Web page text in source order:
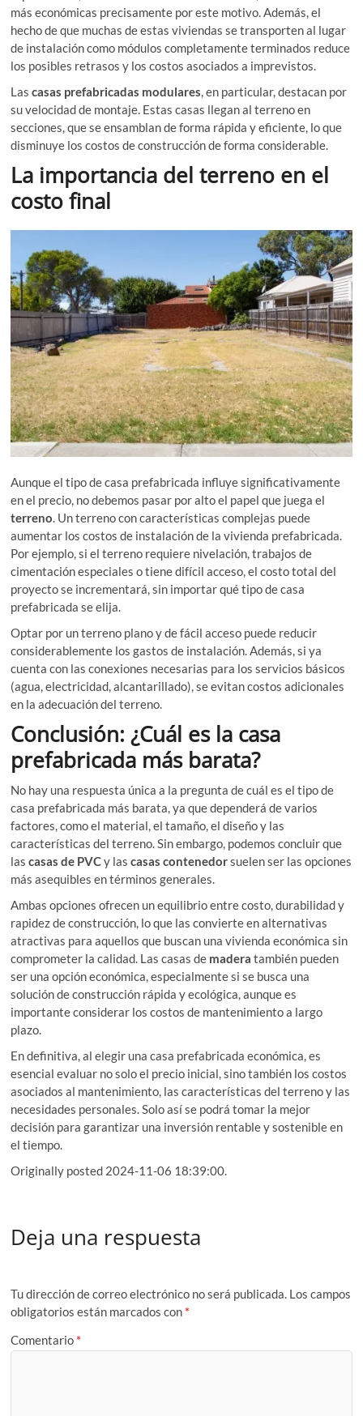
más económicas precisamente por este motivo. Además, el
hecho de que muchas de estas viviendas se transporten al lugar
de instalación como módulos completamente terminados reduce
los posibles retrasos y los costos asociados a imprevistos.
Lascasas prefabricadas modulares, en particular, destacan por
su velocidad de montaje. Estas casas llegan al terreno en
secciones, que se ensamblan de forma rápida y eficiente, lo que
disminuye los costos de construcción de forma considerable.
La importancia del terreno en el
costo final
Aunque el tipo de casa prefabricada influye significativamente
en el precio, no debemos pasar por alto el papel que juega el
terreno. Un terreno con características complejas puede
aumentar los costos de instalación de la vivienda prefabricada.
Por ejemplo, si el terreno requiere nivelación, trabajos de
cimentación especiales o tiene difícil acceso, el costo total del
proyecto se incrementará, sin importar qué tipo de casa
prefabricada se elija.
Optar por un terreno plano y de fácil acceso puede reducir
considerablemente los gastos de instalación. Además, si ya
cuenta con las conexiones necesarias para los servicios básicos
(agua, electricidad, alcantarillado), se evitan costos adicionales
en la adecuación del terreno.
Conclusión: ¿Cuál es la casa
prefabricada más barata?
No hay una respuesta única a la pregunta de cuál es el tipo de
casa prefabricada más barata, ya que dependerá de varios
factores, como el material, el tamaño, el diseño y las
características del terreno. Sin embargo, podemos concluir que
lascasas de PVCy lascasas contenedorsuelen ser las opciones
más asequibles en términos generales.
Ambas opciones ofrecen un equilibrio entre costo, durabilidad y
rapidez de construcción, lo que las convierte en alternativas
atractivas para aquellos que buscan una vivienda económica sin
comprometer la calidad. Las casas de madera también pueden
ser una opción económica, especialmente si se busca una
solución de construcción rápida y ecológica, aunque es
importante considerar los costos de mantenimiento a largo
plazo.
En definitiva, al elegir una casa prefabricada económica, es
esencial evaluar no solo el precio inicial, sino también los costos
asociados al mantenimiento, las características del terreno y las
necesidades personales. Solo así se podrá tomar la mejor
decisión para garantizar una inversión rentable y sostenible en
el tiempo.
Originally posted 2024-11-06 18:39:00.
Deja una respuesta
Tu dirección de correo electrónico no será publicada. Los campos
obligatorios están marcados con *
Comentario *